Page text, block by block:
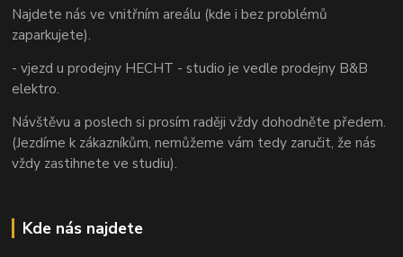
Najdete nás ve vnitřním areálu (kde i bez problémů
zaparkujete).
- vjezd u prodejny HECHT - studio je vedle prodejny B&B
elektro.
Návštěvu a poslech si prosím raději vždy dohodněte předem.
(Jezdíme k zákazníkům, nemůžeme vám tedy zaručit, že nás
vždy zastihnete ve studiu).
Kde nás najdete